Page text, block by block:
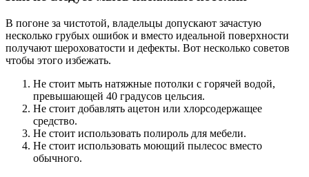
В погоне за чистотой, владельцы допускают зачастую
несколько грубых ошибок и вместо идеальной поверхности
получают шероховатости и дефекты. Вот несколько советов
чтобы этого избежать.
Не стоит мыть натяжные потолки с горячей водой,
превышающей 40 градусов цельсия.
Не стоит добавлять ацетон или хлорсодержащее
средство.
Не стоит использовать полироль для мебели.
Не стоит использовать моющий пылесос вместо
обычного.